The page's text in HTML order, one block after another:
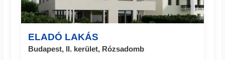
ELADÓ LAKÁS
Budapest, II. kerület, Rózsadomb